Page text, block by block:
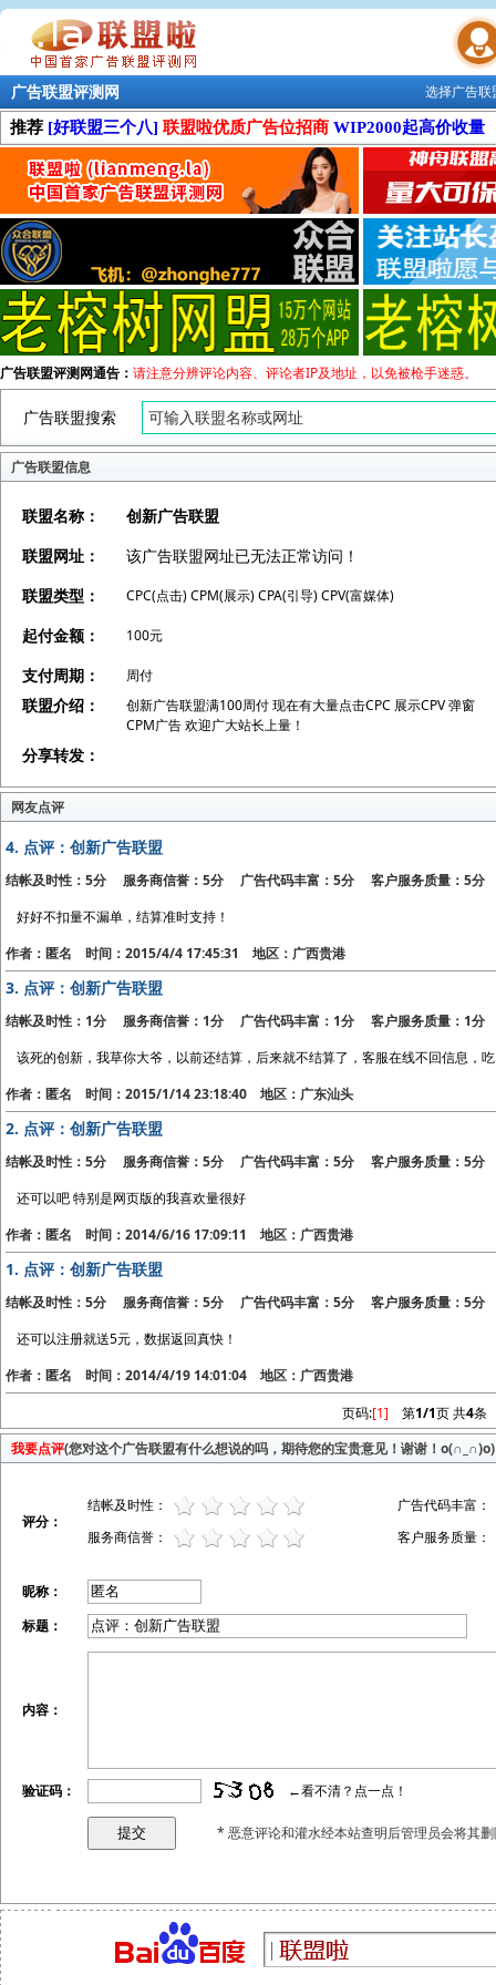
联盟学院
选择广告
广告联盟评测网
推荐 [好联盟三个八] 联盟啦优质广告位招商 WIP2000起高价收量
广告联盟评测网通告： 请注意分辨评论内容、评论者IP及地址，以免被枪手迷惑。
广告联盟搜索
广告联盟信息
联盟名称：
创新广告联盟
联盟网址：
该广告联盟网址已无法正常访问！
联盟类型：
CPC(点击) CPM(展示) CPA(引导) CPV(富媒体)
起付金额： 100元
支付周期： 周付
联盟介绍：
创新广告联盟满100周付 现在有大量点击CPC 展示CPV 弹窗
CPM广告 欢迎广大站长上量！
分享转发：
网友点评
4. 点评：创新广告联盟
结帐及时性：5分 服务商信誉：5分 广告代码丰富：5分 客户服务质量：5分
好好不扣量不漏单，结算准时支持！
作者：匿名 时间：2015/4/4 17:45:31 地区：广西贵港
3. 点评：创新广告联盟
结帐及时性：1分 服务商信誉：1分 广告代码丰富：1分 客户服务质量：1分
该死的创新，我草你大爷，以前还结算，后来就不结算了，客服在线不回信息，
作者：匿名 时间：2015/1/14 23:18:40 地区：广东汕头
2. 点评：创新广告联盟
结帐及时性：5分 服务商信誉：5分 广告代码丰富：5分 客户服务质量：5分
还可以吧 特别是网页版的我喜欢量很好
作者：匿名 时间：2014/6/16 17:09:11 地区：广西贵港
1. 点评：创新广告联盟
结帐及时性：5分 服务商信誉：5分 广告代码丰富：5分 客户服务质量：5分
还可以注册就送5元，数据返回真快！
作者：匿名 时间：2014/4/19 14:01:04 地区：广西贵港
页码:[1] 第1/1页 共4条
我要点评(您对这个广告联盟有什么想说的吗，期待您的宝贵意见！谢谢！o(∩_∩)o)
评分：
结帐及时性：
广告代码丰富：
服务商信誉：
客户服务质量：
昵称：
标题：
内容：
验证码： ←看不清？点一点！
* 恶意评论和灌水经本站查明后管理员会将其